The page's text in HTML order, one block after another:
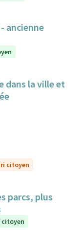
ancienne
dans la ville et
citoyen
parcs, plus
citoyen